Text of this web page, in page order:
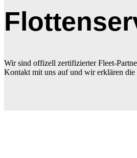
Wir sind offizell zertifizierter Fleet-
Kontakt mit uns auf und wir erklären